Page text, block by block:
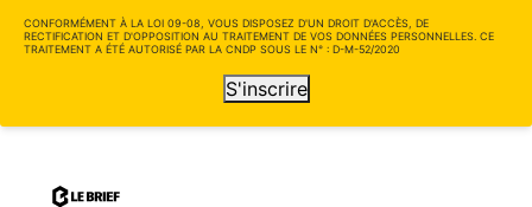
CONFORMÉMENT À LA LOI 09-08, VOUS DISPOSEZ D'UN DROIT D'ACCÈS, DE
RECTIFICATION ET D'OPPOSITION AU TRAITEMENT DE VOS DONNÉES PERSONNELLES. CE
TRAITEMENT A ÉTÉ AUTORISÉ PAR LA CNDP SOUS LE N° : D-M-52/2020
S'inscrire